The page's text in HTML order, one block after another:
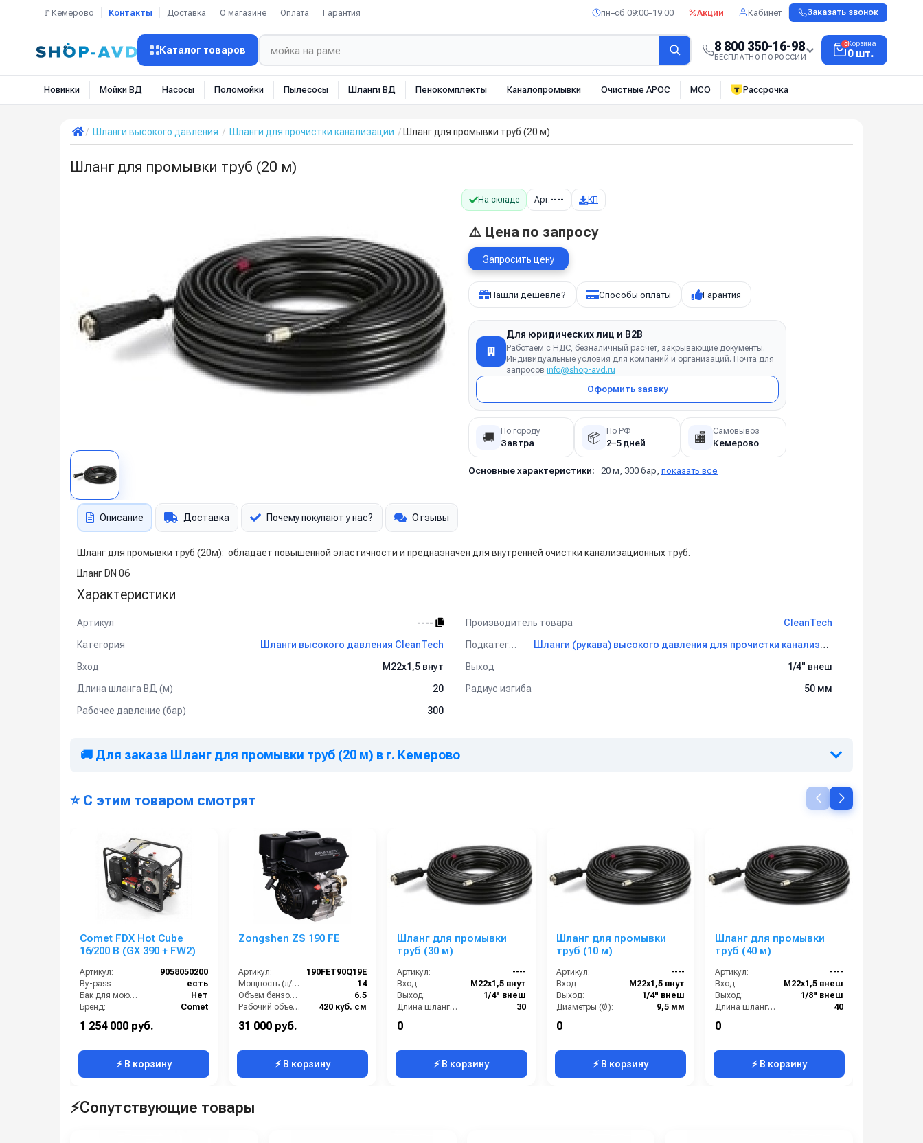
🚩Кемерово Контакты Доставка О магазине Оплата Гарантия пн–сб 09:00–19:00 Акции Кабинет Заказать звонок
Каталог товаров 8 800 350-16-98
БЕСПЛАТНО ПО РОССИИ
0Корзина
0 шт.
Новинки Мойки ВД Насосы Поломойки Пылесосы Шланги ВД Пенокомплекты Каналопромывки Очистные АРОС МСО Рассрочка
Шланги высокого давления Шланги для прочистки канализации Шланг для промывки труб (20 м)
Шланг для промывки труб (20 м)
На складе Арт:---- КП
⚠️ Цена по запросу
Запросить цену
Нашли дешевле? Способы оплаты Гарантия
Для юридических лиц и B2B
Работаем с НДС, безналичный расчёт, закрывающие документы.
Индивидуальные условия для компаний и организаций. Почта для
запросов info@shop-avd.ru
Оформить заявку
🚚 По городу
Завтра 📦 По РФ
2–5 дней 🏬 Самовывоз
Кемерово
Основные характеристики: 20 м, 300 бар, показать все
Описание Доставка Почему покупают у нас? Отзывы
Шланг для промывки труб (20м): обладает повышенной эластичности и предназначен для внутренней очистки канализационных труб.
Шланг DN 06
Характеристики
Артикул ---- Производитель товара
CleanTech
Категория
Шланги высокого давления CleanTech Подкатегория
Шланги (рукава) высокого давления для прочистки канализации CleanTech
Вход
М22х1,5 внут Выход
1/4" внеш
Длина шланга ВД (м)
20 Радиус изгиба
50 мм
Рабочее давление (бар)
300
🚚 Для заказа Шланг для промывки труб (20 м) в г. Кемерово
⭐ С этим товаром смотрят
Comet FDX Hot Cube
16/200 B (GX 390 + FW2)
Артикул:
9058050200
By-pass:
есть
Бак для моющих средств:
Нет
Бренд:
Comet
Защита от недостатка масла:
1 254 000 руб.
⚡ В корзину
Zongshen ZS 190 FE
Артикул:
190FET90Q19E
Мощность (л/с):
14
Объем бензобака (л):
6.5
Рабочий объем:
420 куб. см
Расход топлива (л/ч):
Система запуска::
31 000 руб.
⚡ В корзину
Шланг для промывки
труб (30 м)
Артикул:
----
Вход:
М22х1,5 внут
Выход:
1/4" внеш
Длина шланга ВД (м):
30
0
⚡ В корзину
Шланг для промывки
труб (10 м)
Артикул:
----
Вход:
М22х1,5 внут
Выход:
1/4" внеш
Диаметры (Ø):
9,5 мм
Радиус изгиба:
0
⚡ В корзину
Шланг для промывки
труб (40 м)
Артикул:
----
Вход:
М22х1,5 внеш
Выход:
1/8" внеш
Длина шланга ВД (м):
40
0
⚡ В корзину
⚡Сопутствующие товары